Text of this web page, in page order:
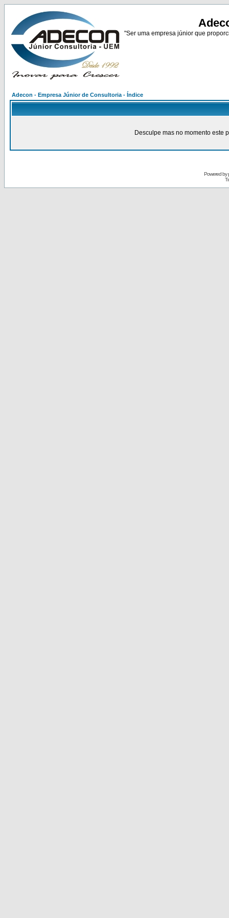
"Ser uma empresa júnior que
Adecon - Empresa Júnior de Consultoria - Índice
Desculpe mas no momento este
Powered by